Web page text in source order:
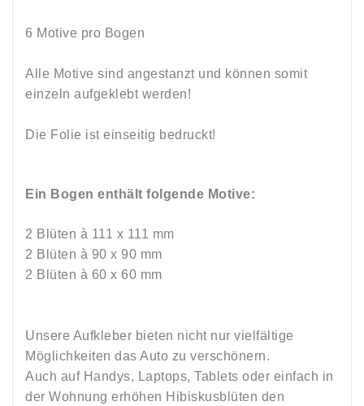
6 Motive pro Bogen
Alle Motive sind angestanzt und können somit
einzeln aufgeklebt werden!
Die Folie ist einseitig bedruckt!
Ein Bogen enthält folgende Motive:
2 Blüten à 111 x 111 mm
2 Blüten à 90 x 90 mm
2 Blüten à 60 x 60 mm
Unsere Aufkleber bieten nicht nur vielfältige
Möglichkeiten das Auto zu verschönern.
Auch auf Handys, Laptops, Tablets oder einfach in
der Wohnung erhöhen Hibiskusblüten den